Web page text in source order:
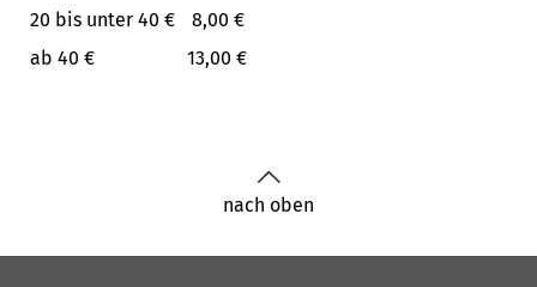
20 bis unter 40 €
8,00 €
ab 40 €
13,00 €
nach oben